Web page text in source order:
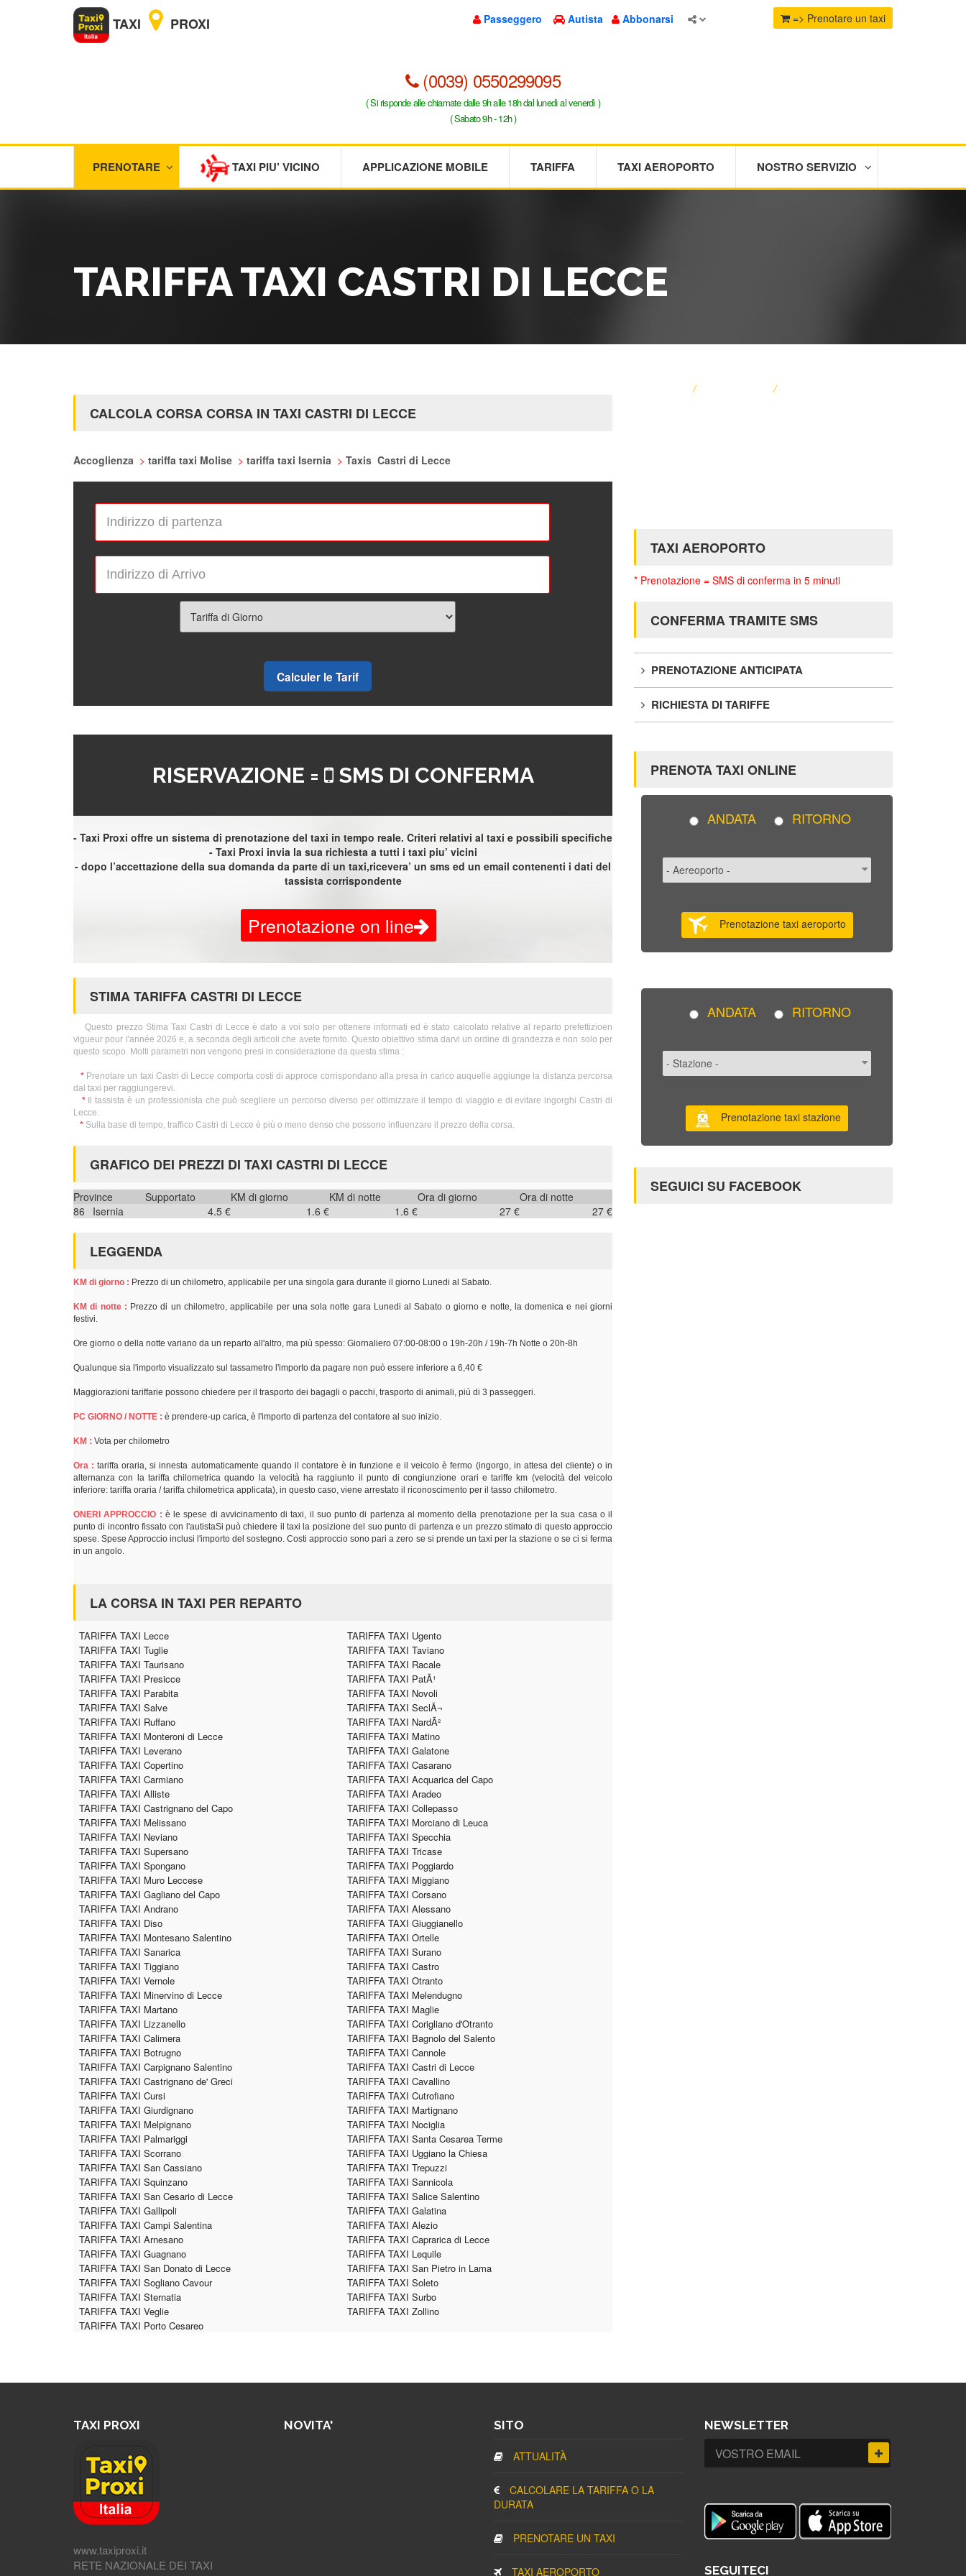
TAXI PROXI Passeggero Autista Abbonarsi => Prenotare un taxi
(0039) 0550299095
( Si risponde alle chiamate dalle 9h alle 18h dal lunedì al venerdì )
( Sabato 9h - 12h )
PRENOTARE TAXI PIU’ VICINO APPLICAZIONE MOBILE TARIFFA TAXI AEROPORTO NOSTRO SERVIZIO
TARIFFA TAXI CASTRI DI LECCE
/ /
CALCOLA CORSA CORSA IN TAXI CASTRI DI LECCE
Accoglienza > tariffa taxi Molise > tariffa taxi Isernia > Taxis Castri di Lecce
Calculer le Tarif
RISERVAZIONE = SMS DI CONFERMA
- Taxi Proxi offre un sistema di prenotazione del taxi in tempo reale. Criteri relativi al taxi e possibili specifiche
- Taxi Proxi invia la sua richiesta a tutti i taxi piu’ vicini
- dopo l’accettazione della sua domanda da parte di un taxi,ricevera’ un sms ed un email contenenti i dati del
tassista corrispondente
Prenotazione on line
STIMA TARIFFA CASTRI DI LECCE
Questo prezzo Stima Taxi Castri di Lecce è dato a voi solo per ottenere informati ed è stato calcolato relative al reparto prefettizioen
vigueur pour l'année 2026 e, a seconda degli articoli che avete fornito. Questo obiettivo stima darvi un ordine di grandezza e non solo per
questo scopo. Molti parametri non vengono presi in considerazione da questa stima :
*Prenotare un taxi Castri di Lecce comporta costi di approce corrispondano alla presa in carico auquelle aggiunge la distanza percorsa
dal taxi per raggiungerevi.
*Il tassista è un professionista che può scegliere un percorso diverso per ottimizzare il tempo di viaggio e di evitare ingorghi Castri di
Lecce.
* Sulla base di tempo, traffico Castri di Lecce è più o meno denso che possono influenzare il prezzo della corsa.
GRAFICO DEI PREZZI DI TAXI CASTRI DI LECCE
Province Supportato KM di giorno KM di notte Ora di giorno
Ora di notte
86
Isernia 4.5 € 1.6 € 1.6 € 27 € 27 €
LEGGENDA
KM di giorno : Prezzo di un chilometro, applicabile per una singola gara durante il giorno Lunedi al Sabato.
KM di notte : Prezzo di un chilometro, applicabile per una sola notte gara Lunedi al Sabato o giorno e notte, la domenica e nei giorni
festivi.
Ore giorno o della notte variano da un reparto all'altro, ma più spesso: Giornaliero 07:00-08:00 o 19h-20h / 19h-7h Notte o 20h-8h
Qualunque sia l'importo visualizzato sul tassametro l'importo da pagare non può essere inferiore a 6,40 €
Maggiorazioni tariffarie possono chiedere per il trasporto dei bagagli o pacchi, trasporto di animali, più di 3 passeggeri.
PC GIORNO / NOTTE : è prendere-up carica, è l'importo di partenza del contatore al suo inizio.
KM : Vota per chilometro
Ora : tariffa oraria, si innesta automaticamente quando il contatore è in funzione e il veicolo è fermo (ingorgo, in attesa del cliente) o in
alternanza con la tariffa chilometrica quando la velocità ha raggiunto il punto di congiunzione orari e tariffe km (velocità del veicolo
inferiore: tariffa oraria / tariffa chilometrica applicata), in questo caso, viene arrestato il riconoscimento per il tasso chilometro.
ONERI APPROCCIO : è le spese di avvicinamento di taxi, il suo punto di partenza al momento della prenotazione per la sua casa o il
punto di incontro fissato con l'autistaSi può chiedere il taxi la posizione del suo punto di partenza e un prezzo stimato di questo approccio
spese. Spese Approccio inclusi l'importo del sostegno. Costi approccio sono pari a zero se si prende un taxi per la stazione o se ci si ferma
in un angolo.
LA CORSA IN TAXI PER REPARTO
TARIFFA TAXI Lecce
TARIFFA TAXI Ugento
TARIFFA TAXI Tuglie
TARIFFA TAXI Taviano
TARIFFA TAXI Taurisano
TARIFFA TAXI Racale
TARIFFA TAXI Presicce
TARIFFA TAXI PatÃ¹
TARIFFA TAXI Parabita
TARIFFA TAXI Novoli
TARIFFA TAXI Salve
TARIFFA TAXI SeclÃ¬
TARIFFA TAXI Ruffano
TARIFFA TAXI NardÃ²
TARIFFA TAXI Monteroni di Lecce
TARIFFA TAXI Matino
TARIFFA TAXI Leverano
TARIFFA TAXI Galatone
TARIFFA TAXI Copertino
TARIFFA TAXI Casarano
TARIFFA TAXI Carmiano
TARIFFA TAXI Acquarica del Capo
TARIFFA TAXI Alliste
TARIFFA TAXI Aradeo
TARIFFA TAXI Castrignano del Capo
TARIFFA TAXI Collepasso
TARIFFA TAXI Melissano
TARIFFA TAXI Morciano di Leuca
TARIFFA TAXI Neviano
TARIFFA TAXI Specchia
TARIFFA TAXI Supersano
TARIFFA TAXI Tricase
TARIFFA TAXI Spongano
TARIFFA TAXI Poggiardo
TARIFFA TAXI Muro Leccese
TARIFFA TAXI Miggiano
TARIFFA TAXI Gagliano del Capo
TARIFFA TAXI Corsano
TARIFFA TAXI Andrano
TARIFFA TAXI Alessano
TARIFFA TAXI Diso
TARIFFA TAXI Giuggianello
TARIFFA TAXI Montesano Salentino
TARIFFA TAXI Ortelle
TARIFFA TAXI Sanarica
TARIFFA TAXI Surano
TARIFFA TAXI Tiggiano
TARIFFA TAXI Castro
TARIFFA TAXI Vernole
TARIFFA TAXI Otranto
TARIFFA TAXI Minervino di Lecce
TARIFFA TAXI Melendugno
TARIFFA TAXI Martano
TARIFFA TAXI Maglie
TARIFFA TAXI Lizzanello
TARIFFA TAXI Corigliano d'Otranto
TARIFFA TAXI Calimera
TARIFFA TAXI Bagnolo del Salento
TARIFFA TAXI Botrugno
TARIFFA TAXI Cannole
TARIFFA TAXI Carpignano Salentino
TARIFFA TAXI Castri di Lecce
TARIFFA TAXI Castrignano de' Greci
TARIFFA TAXI Cavallino
TARIFFA TAXI Cursi
TARIFFA TAXI Cutrofiano
TARIFFA TAXI Giurdignano
TARIFFA TAXI Martignano
TARIFFA TAXI Melpignano
TARIFFA TAXI Nociglia
TARIFFA TAXI Palmariggi
TARIFFA TAXI Santa Cesarea Terme
TARIFFA TAXI Scorrano
TARIFFA TAXI Uggiano la Chiesa
TARIFFA TAXI San Cassiano
TARIFFA TAXI Trepuzzi
TARIFFA TAXI Squinzano
TARIFFA TAXI Sannicola
TARIFFA TAXI San Cesario di Lecce
TARIFFA TAXI Salice Salentino
TARIFFA TAXI Gallipoli
TARIFFA TAXI Galatina
TARIFFA TAXI Campi Salentina
TARIFFA TAXI Alezio
TARIFFA TAXI Arnesano
TARIFFA TAXI Caprarica di Lecce
TARIFFA TAXI Guagnano
TARIFFA TAXI Lequile
TARIFFA TAXI San Donato di Lecce
TARIFFA TAXI San Pietro in Lama
TARIFFA TAXI Sogliano Cavour
TARIFFA TAXI Soleto
TARIFFA TAXI Sternatia
TARIFFA TAXI Surbo
TARIFFA TAXI Veglie
TARIFFA TAXI Zollino
TARIFFA TAXI Porto Cesareo
TAXI AEROPORTO
* Prenotazione = SMS di conferma in 5 minuti
CONFERMA TRAMITE SMS
PRENOTAZIONE ANTICIPATA
RICHIESTA DI TARIFFE
PRENOTA TAXI ONLINE
ANDATA RITORNO
Prenotazione taxi aeroporto
ANDATA RITORNO
Prenotazione taxi stazione
SEGUICI SU FACEBOOK
TAXI PROXI
www.taxiproxi.it
RETE NAZIONALE DEI TAXI
NOVITA' SITO
ATTUALITÀ
CALCOLARE LA TARIFFA O LA
DURATA
PRENOTARE UN TAXI
TAXI AEROPORTO
NEWSLETTER
SEGUITECI